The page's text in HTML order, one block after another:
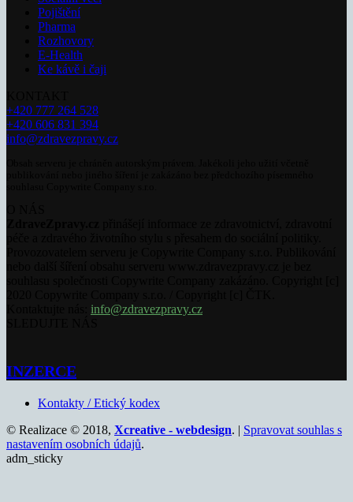
Pojištění
Pharma
Rozhovory
E-Health
Ke kávě i čaji
+420 777 264 528
+420 606 831 394
info@zdravezpravy.cz
info@zdravezpravy.cz
INZERCE
Kontakty / Etický kodex
© Realizace © 2018, Xcreative - webdesign. | Spravovat souhlas s
nastavením osobních údajů.
adm_sticky